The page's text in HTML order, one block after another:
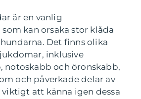
är en vanlig
kan orsaka stor klåda
Det finns olika
inklusive
notoskabb och öronskabb,
och påverkade delar av
att känna igen dessa